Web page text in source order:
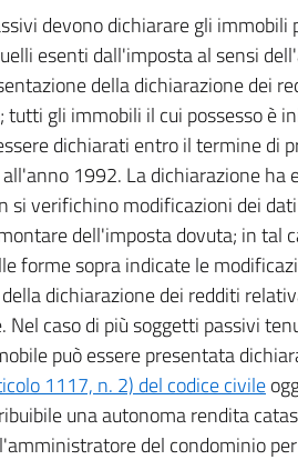
devono dichiarare gli
esenti dall'imposta al sensi
della dichiarazione dei
tutti gli immobili il cui possesso è
dichiarati entro il termine di
1992. La dichiarazione ha
si verifichino modificazioni dei
dell'imposta dovuta; in tal
forme sopra indicate le
dichiarazione dei redditi
Nel caso di più soggetti passivi
può essere presentata
1117, n. 2) del codice civile
una autonoma rendita
del condominio